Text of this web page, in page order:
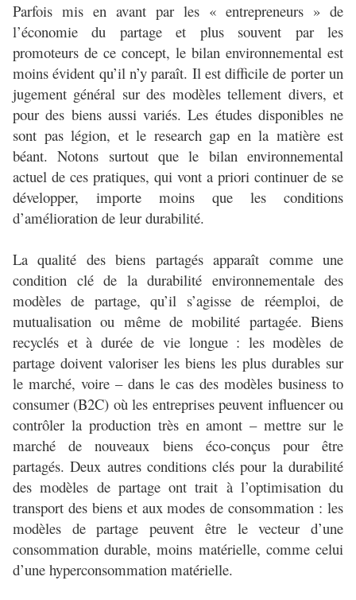
Parfois mis en avant par les « entrepreneurs » de
l’économie du partage et plus souvent par les
promoteurs de ce concept, le bilan environnemental est
moins évident qu’il n’y paraît. Il est difficile de porter un
jugement général sur des modèles tellement divers, et
pour des biens aussi variés. Les études disponibles ne
sont pas légion, et le research gap en la matière est
béant. Notons surtout que le bilan environnemental
actuel de ces pratiques, qui vont a priori continuer de se
développer, importe moins que les conditions
d’amélioration de leur durabilité.
La qualité des biens partagés apparaît comme une
condition clé de la durabilité environnementale des
modèles de partage, qu’il s’agisse de réemploi, de
mutualisation ou même de mobilité partagée. Biens
recyclés et à durée de vie longue : les modèles de
partage doivent valoriser les biens les plus durables sur
le marché, voire – dans le cas des modèles business to
consumer (B2C) où les entreprises peuvent influencer ou
contrôler la production très en amont – mettre sur le
marché de nouveaux biens éco-conçus pour être
partagés. Deux autres conditions clés pour la durabilité
des modèles de partage ont trait à l’optimisation du
transport des biens et aux modes de consommation : les
modèles de partage peuvent être le vecteur d’une
consommation durable, moins matérielle, comme celui
d’une hyperconsommation matérielle.